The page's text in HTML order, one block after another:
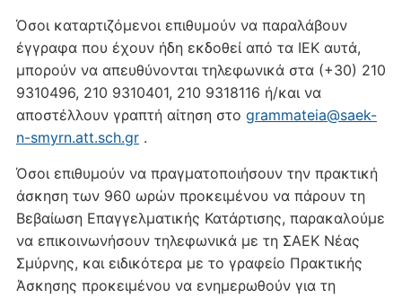
Όσοι καταρτιζόμενοι επιθυμούν να παραλάβουν
έγγραφα που έχουν ήδη εκδοθεί από τα ΙΕΚ αυτά,
μπορούν να απευθύνονται τηλεφωνικά στα (+30) 210
9310496, 210 9310401, 210 9318116 ή/και να
αποστέλλουν γραπτή αίτηση στο grammateia@saek-
n-smyrn.att.sch.gr.
Όσοι επιθυμούν να πραγματοποιήσουν την πρακτική
άσκηση των 960 ωρών προκειμένου να πάρουν τη
Βεβαίωση Επαγγελματικής Κατάρτισης, παρακαλούμε
να επικοινωνήσουν τηλεφωνικά με τη ΣΑΕΚ Νέας
Σμύρνης, και ειδικότερα με το γραφείο Πρακτικής
Άσκησης προκειμένου να ενημερωθούν για τη